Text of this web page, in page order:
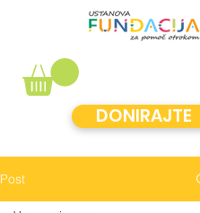
DONIRAJTE
Post